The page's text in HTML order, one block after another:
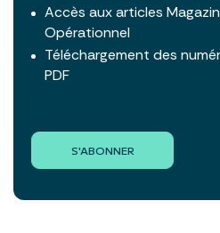
Accès aux articles
Opérationnel
Téléchargement des
PDF
S'ABONNER